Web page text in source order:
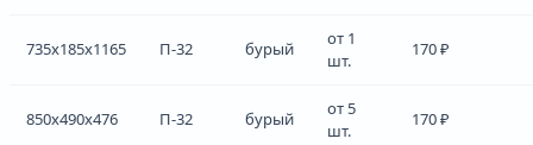
735x185x1165 П-32 бурый
от 1
шт.
170 ₽
850x490x476 П-32 бурый
от 5
шт.
170 ₽